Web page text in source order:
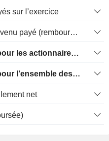
sur l’exercice
Trésorerie Impôt sur le revenu payé (remboursement)Impôt effectivement payé (remboursé) sur l’exercice
Flux de trésorerie libre pour les actionnaires FCFE
Flux de trésorerie libre pour l’ensemble des pourvoyeurs de fonds (créanciers et actionnaires) FCFF
net